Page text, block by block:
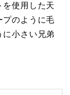
を使用した天
プのように毛
に小さい兄弟